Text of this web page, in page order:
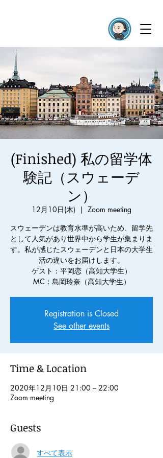
(Finished) 私の留学体
験記（スウェーデ
ン）
12月10日(木)
  |
Zoom meeting
スウェーデンは教育水準が高いため、留学先
として人気があり世界中から学生が集まりま
す。私が感じたスウェーデンと日本の大学生
活の違いをお届けします。
ゲスト：平岡恋（高知大学生）
MC：島岡玲奈（高知大学生）
Registration is Closed
See other events
Time & Location
2020年12月10日 21:00 – 22:00
Zoom meeting
Guests
すべて表示